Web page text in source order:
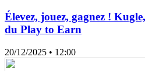
Élevez, jouez, gagnez !
du Play to Earn
20/12/2025 • 12:00